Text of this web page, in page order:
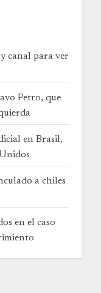
canal para ver
Petro, que
en Brasil,
a chiles
en el caso